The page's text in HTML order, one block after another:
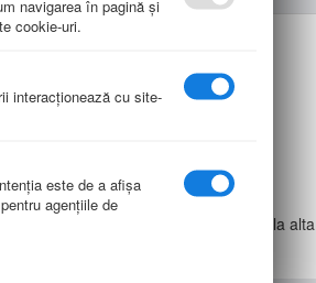
folie 25 microni, şipci)
a temelor de studiu.
singur cu usurinta de la o notiune la alta
navigarea în pagină şi
cookie-uri.
interacţionează cu site-
este de a afişa
agenţiile de